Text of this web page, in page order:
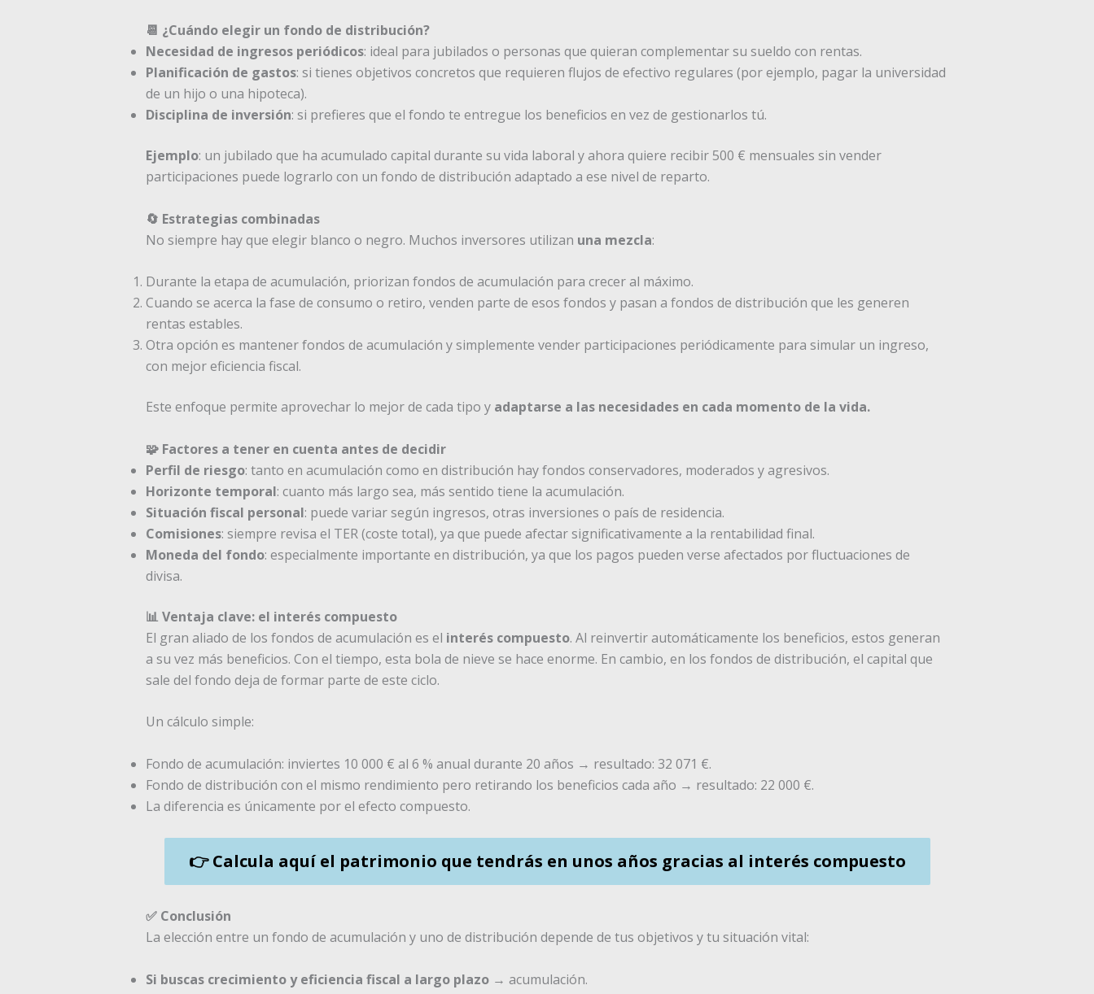
📆 ¿Cuándo elegir un fondo de distribución?
Necesidad de ingresos periódicos: ideal para jubilados o personas que quieran complementar su sueldo con rentas.
Planificación de gastos: si tienes objetivos concretos que requieren flujos de efectivo regulares (por ejemplo, pagar la universidad
de un hijo o una hipoteca).
Disciplina de inversión: si prefieres que el fondo te entregue los beneficios en vez de gestionarlos tú.
Ejemplo: un jubilado que ha acumulado capital durante su vida laboral y ahora quiere recibir 500 € mensuales sin vender
participaciones puede lograrlo con un fondo de distribución adaptado a ese nivel de reparto.
🔄 Estrategias combinadas
No siempre hay que elegir blanco o negro. Muchos inversores utilizan una mezcla:
Durante la etapa de acumulación, priorizan fondos de acumulación para crecer al máximo.
Cuando se acerca la fase de consumo o retiro, venden parte de esos fondos y pasan a fondos de distribución que les generen
rentas estables.
Otra opción es mantener fondos de acumulación y simplemente vender participaciones periódicamente para simular un ingreso,
con mejor eficiencia fiscal.
Este enfoque permite aprovechar lo mejor de cada tipo y adaptarse a las necesidades en cada momento de la vida.
🧩 Factores a tener en cuenta antes de decidir
Perfil de riesgo: tanto en acumulación como en distribución hay fondos conservadores, moderados y agresivos.
Horizonte temporal: cuanto más largo sea, más sentido tiene la acumulación.
Situación fiscal personal: puede variar según ingresos, otras inversiones o país de residencia.
Comisiones: siempre revisa el TER (coste total), ya que puede afectar significativamente a la rentabilidad final.
Moneda del fondo: especialmente importante en distribución, ya que los pagos pueden verse afectados por fluctuaciones de
divisa.
📊 Ventaja clave: el interés compuesto
El gran aliado de los fondos de acumulación es el interés compuesto. Al reinvertir automáticamente los beneficios, estos generan
a su vez más beneficios. Con el tiempo, esta bola de nieve se hace enorme. En cambio, en los fondos de distribución, el capital que
sale del fondo deja de formar parte de este ciclo.
Un cálculo simple:
Fondo de acumulación: inviertes 10 000 € al 6 % anual durante 20 años → resultado: 32 071 €.
Fondo de distribución con el mismo rendimiento pero retirando los beneficios cada año → resultado: 22 000 €.
La diferencia es únicamente por el efecto compuesto.
👉 Calcula aquí el patrimonio que tendrás en unos años gracias al interés compuesto
✅ Conclusión
La elección entre un fondo de acumulación y uno de distribución depende de tus objetivos y tu situación vital:
Si buscas crecimiento y eficiencia fiscal a largo plazo→ acumulación.